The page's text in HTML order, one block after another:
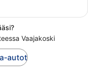
Vaajakoski
autot